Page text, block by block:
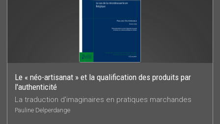
Le « néo-artisanat » et la qualification des produits par
l'authenticité
La traduction d'imaginaires en pratiques marchandes
Pauline Delperdange